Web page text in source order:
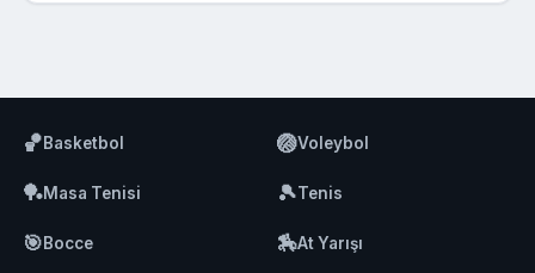
🏀Basketbol 🏐Voleybol
🏓Masa Tenisi 🎾Tenis
🎯Bocce 🏇At Yarışı